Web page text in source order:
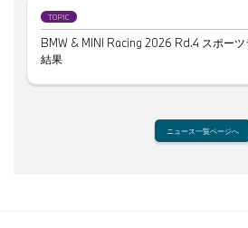
TOPIC
BMW & MINI Racing 2026 Rd.4 スポー
結果
ニュース一覧ページへ